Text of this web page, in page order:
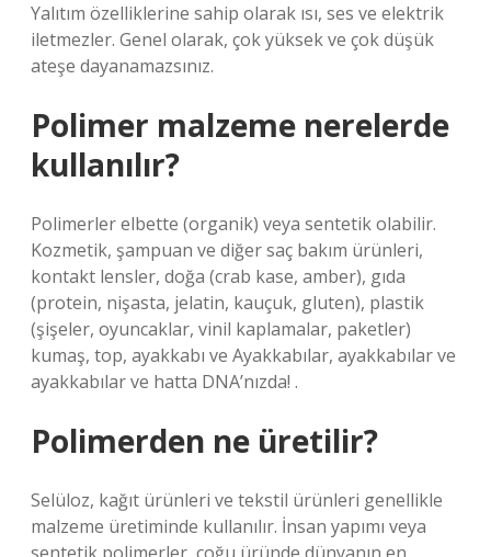
Yalıtım özelliklerine sahip olarak ısı, ses ve elektrik
iletmezler. Genel olarak, çok yüksek ve çok düşük
ateşe dayanamazsınız.
Polimer malzeme nerelerde
kullanılır?
Polimerler elbette (organik) veya sentetik olabilir.
Kozmetik, şampuan ve diğer saç bakım ürünleri,
kontakt lensler, doğa (crab kase, amber), gıda
(protein, nişasta, jelatin, kauçuk, gluten), plastik
(şişeler, oyuncaklar, vinil kaplamalar, paketler)
kumaş, top, ayakkabı ve Ayakkabılar, ayakkabılar ve
ayakkabılar ve hatta DNA’nızda! .
Polimerden ne üretilir?
Selüloz, kağıt ürünleri ve tekstil ürünleri genellikle
malzeme üretiminde kullanılır. İnsan yapımı veya